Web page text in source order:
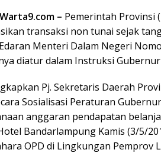
– Pemerintah Provinsi
transaksi non tunai sejak
Menteri Dalam Negeri
diatur dalam Instruksi
Pj. Sekretaris Daerah
Sosialisasi Peraturan
anggaran pendapatan
Bandarlampung Kamis (3/5/
OPD di Lingkungan Pemprov